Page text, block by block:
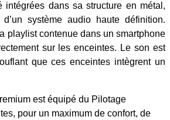
intégrées dans sa structure en métal,
système audio haute définition.
playlist contenue dans un smartphone
sur les enceintes. Le son est
que ces enceintes intègrent un
est équipé du Pilotage
pour un maximum de confort, de